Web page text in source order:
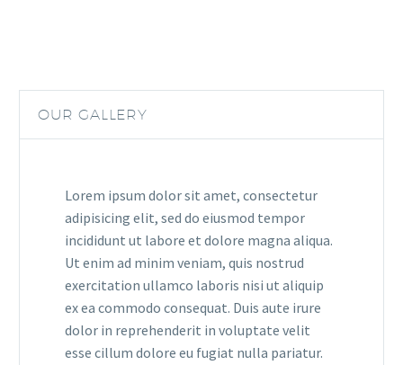
OUR GALLERY
Lorem ipsum dolor sit amet, consectetur
adipisicing elit, sed do eiusmod tempor
incididunt ut labore et dolore magna aliqua.
Ut enim ad minim veniam, quis nostrud
exercitation ullamco laboris nisi ut aliquip
ex ea commodo consequat. Duis aute irure
dolor in reprehenderit in voluptate velit
esse cillum dolore eu fugiat nulla pariatur.